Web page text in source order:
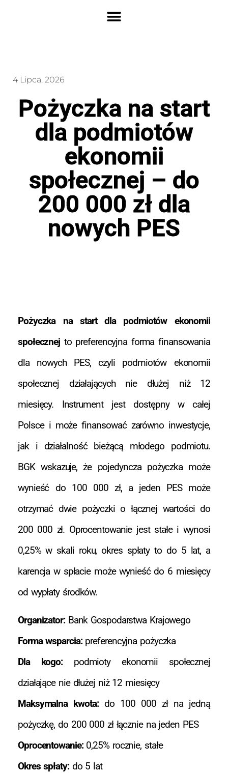
4 Lipca, 2026
Pożyczka na start
dla podmiotów
ekonomii
społecznej – do
200 000 zł dla
nowych PES
Pożyczka na start dla podmiotów ekonomii
społecznej to preferencyjna forma finansowania
dla nowych PES, czyli podmiotów ekonomii
społecznej działających nie dłużej niż 12
miesięcy. Instrument jest dostępny w całej
Polsce i może finansować zarówno inwestycje,
jak i działalność bieżącą młodego podmiotu.
BGK wskazuje, że pojedyncza pożyczka może
wynieść do 100 000 zł, a jeden PES może
otrzymać dwie pożyczki o łącznej wartości do
200 000 zł. Oprocentowanie jest stałe i wynosi
0,25% w skali roku, okres spłaty to do 5 lat, a
karencja w spłacie może wynieść do 6 miesięcy
od wypłaty środków.
Organizator:Bank Gospodarstwa Krajowego
Forma wsparcia:preferencyjna pożyczka
Dla kogo:podmioty ekonomii społecznej
działające nie dłużej niż 12 miesięcy
Maksymalna kwota:do 100 000 zł na jedną
pożyczkę, do 200 000 zł łącznie na jeden PES
Oprocentowanie:0,25% rocznie, stałe
Okres spłaty:do 5 lat